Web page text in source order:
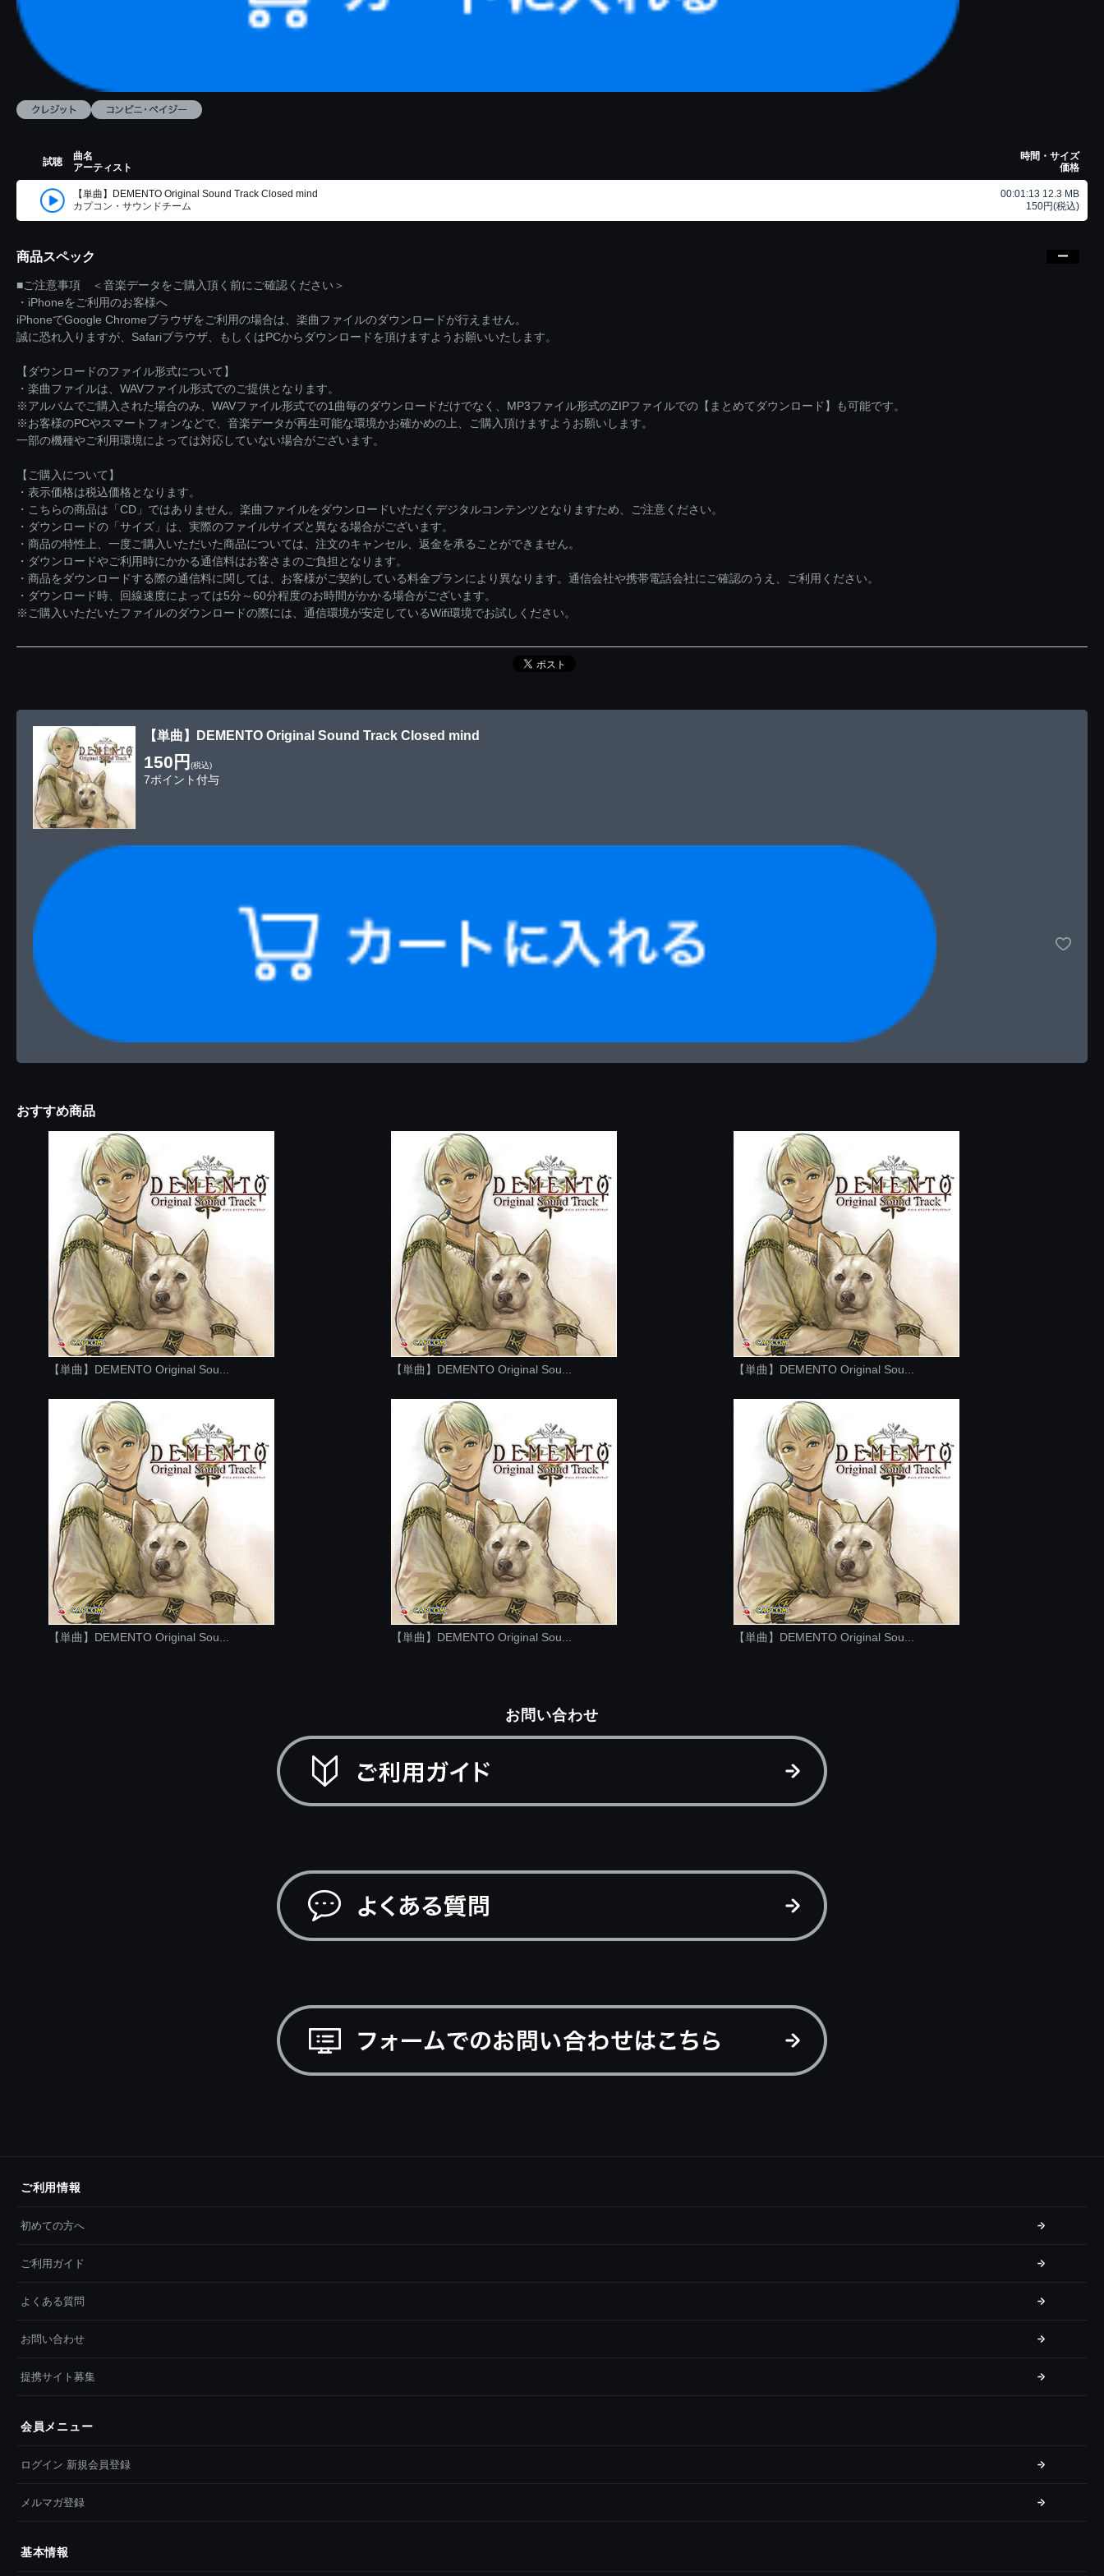
試聴
曲名
アーティスト
時間・サイズ
価格
【単曲】DEMENTO Original Sound Track Closed mind
カプコン・サウンドチーム
00:01:13 12.3 MB
150円(税込)
商品スペック
■ご注意事項 ＜音楽データをご購入頂く前にご確認ください＞
・iPhoneをご利用のお客様へ
iPhoneでGoogle Chromeブラウザをご利用の場合は、楽曲ファイルのダウンロードが行えません。
誠に恐れ入りますが、Safariブラウザ、もしくはPCからダウンロードを頂けますようお願いいたします。
【ダウンロードのファイル形式について】
・楽曲ファイルは、WAVファイル形式でのご提供となります。
※アルバムでご購入された場合のみ、WAVファイル形式での1曲毎のダウンロードだけでなく、MP3ファイル形式のZIPファイルでの【まとめてダウンロード】も可能です。
※お客様のPCやスマートフォンなどで、音楽データが再生可能な環境かお確かめの上、ご購入頂けますようお願いします。
一部の機種やご利用環境によっては対応していない場合がございます。
【ご購入について】
・表示価格は税込価格となります。
・こちらの商品は「CD」ではありません。楽曲ファイルをダウンロードいただくデジタルコンテンツとなりますため、ご注意ください。
・ダウンロードの「サイズ」は、実際のファイルサイズと異なる場合がございます。
・商品の特性上、一度ご購入いただいた商品については、注文のキャンセル、返金を承ることができません。
・ダウンロードやご利用時にかかる通信料はお客さまのご負担となります。
・商品をダウンロードする際の通信料に関しては、お客様がご契約している料金プランにより異なります。通信会社や携帯電話会社にご確認のうえ、ご利用ください。
・ダウンロード時、回線速度によっては5分～60分程度のお時間がかかる場合がございます。
※ご購入いただいたファイルのダウンロードの際には、通信環境が安定しているWifi環境でお試しください。
【単曲】DEMENTO Original Sound Track Closed mind
150円 (税込)
7ポイント付与
おすすめ商品
【単曲】DEMENTO Original Sou... 【単曲】DEMENTO Original Sou... 【単曲】DEMENTO Original Sou...
【単曲】DEMENTO Original Sou... 【単曲】DEMENTO Original Sou... 【単曲】DEMENTO Original Sou...
お問い合わせ
ご利用情報
初めての方へ
ご利用ガイド
よくある質問
お問い合わせ
提携サイト募集
会員メニュー
ログイン 新規会員登録
メルマガ登録
基本情報